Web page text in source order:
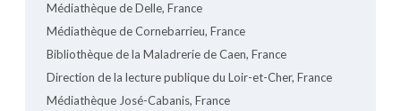
Médiathèque de Delle, France
Médiathèque de Cornebarrieu, France
Bibliothèque de la Maladrerie de Caen, France
Direction de la lecture publique du Loir-et-Cher, France
Médiathèque José-Cabanis, France